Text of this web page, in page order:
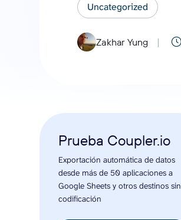
Uncategorized
Zakhar Yung
Prueba Coupler.io
Exportación automática de datos
desde más de 50 aplicaciones a
Google Sheets y otros destinos sin
codificación